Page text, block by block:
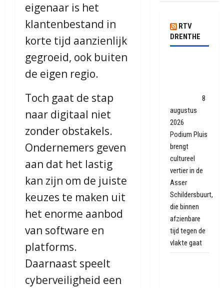
eigenaar is het
klantenbestand in
korte tijd aanzienlijk
gegroeid, ook buiten
de eigen regio.
Toch gaat de stap
naar digitaal niet
zonder obstakels.
Ondernemers geven
aan dat het lastig
kan zijn om de juiste
keuzes te maken uit
het enorme aanbod
van software en
platforms.
Daarnaast speelt
cyberveiligheid een
RTV
DRENTHE
8
augustus
2026
Podium Pluis
brengt
cultureel
vertier in de
Asser
Schildersbuurt,
die binnen
afzienbare
tijd tegen de
vlakte gaat